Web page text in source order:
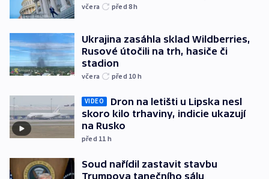
včera před 8h
Ukrajina zasáhla sklad Wildberries,
Rusové útočili na trh, hasiče či
stadion
včera před 10 h
VIDEO
Dron na letišti u Lipska nesl
skoro kilo trhaviny, indicie ukazují
na Rusko
před 11 h
Soud nařídil zastavit stavbu
Trumpova tanečního sálu